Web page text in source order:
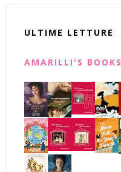
ULTIME LETTURE
AMARILLI'S BOOKS